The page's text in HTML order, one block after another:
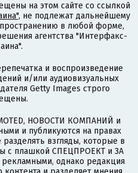
на этом сайте со ссылкой
, не подлежат дальнейшему
в любой форме,
агентства "Интерфакс-
и воспроизведение
и/или аудиовизуальных
Getty Images строго
НОВОСТИ КОМПАНИЙ и
и публикуются на правах
взгляды, которые в
с плашкой СПЕЦПРОЕКТ и ЗА
однако редакция